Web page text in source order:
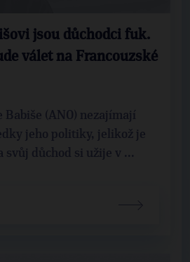
jsou důchodci fuk.
válet na Francouzské
Babiše (ANO) nezajímají
jeho politiky, jelikož je
svůj důchod si užije v ...